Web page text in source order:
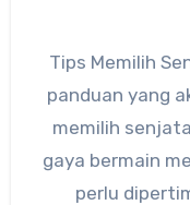
Tips Memilih
panduan yang
memilih
gaya bermain
perlu